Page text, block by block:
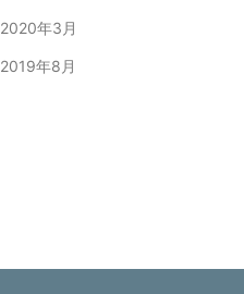
2020年3月
2019年8月